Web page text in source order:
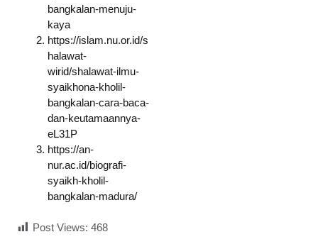
bangkalan-menuju-
kaya
https://islam.nu.or.id/s
halawat-
wirid/shalawat-ilmu-
syaikhona-kholil-
bangkalan-cara-baca-
dan-keutamaannya-
eL31P
https://an-
nur.ac.id/biografi-
syaikh-kholil-
bangkalan-madura/
Post Views: 468